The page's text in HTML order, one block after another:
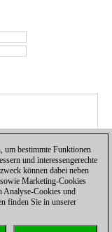
um bestimmte Funktionen
und interessengerechte
können dabei neben
Marketing-Cookies
Analyse-Cookies und
finden Sie in unserer